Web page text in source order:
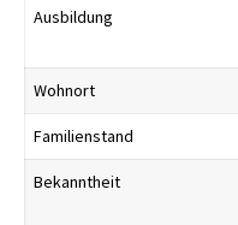
Ausbildung
Wohnort
Familienstand
Bekanntheit